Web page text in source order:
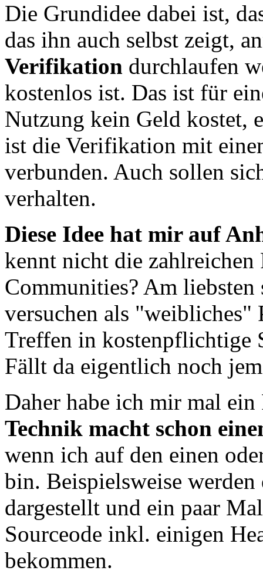
Die Grundidee dabei ist,
das ihn auch selbst zeigt,
Verifikation durchlaufen
kostenlos ist. Das ist für
Nutzung kein Geld kostet,
ist die Verifikation mit
verbunden. Auch sollen
verhalten.
Diese Idee hat mir auf
kennt nicht die
Communities? Am
versuchen als
Treffen in kostenpflichtige
Fällt da eigentlich noch
Daher habe ich mir mal
Technik macht schon
wenn ich auf den einen
bin. Beispielsweise
dargestellt und ein paar
Sourceode inkl. einigen
bekommen.